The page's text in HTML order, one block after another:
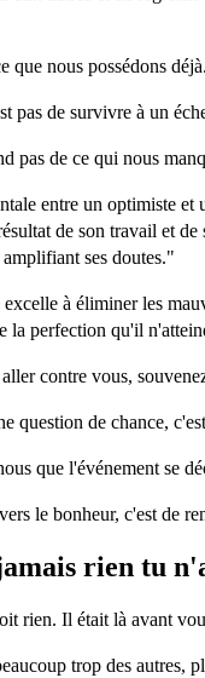
que nous possédons
pas de survivre à un
pas de ce qui nous
entre un optimiste et
de son travail et
ses doutes."
à éliminer les
la perfection qu'il
contre vous,
question de chance,
que l'événement se
le bonheur, c'est de
rien tu
rien. Il était là avant
trop des autres,